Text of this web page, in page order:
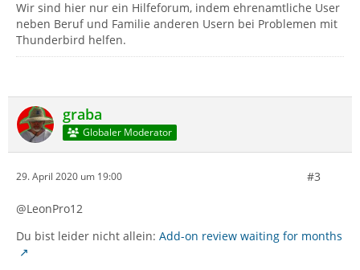
Wir sind hier nur ein Hilfeforum, indem ehrenamtliche User
neben Beruf und Familie anderen Usern bei Problemen mit
Thunderbird helfen.
graba
Globaler Moderator
29. April 2020 um 19:00 #3
@LeonPro12
Du bist leider nicht allein: Add-on review waiting for months